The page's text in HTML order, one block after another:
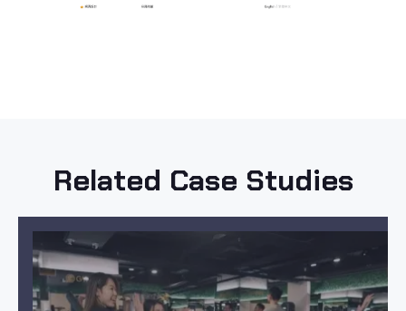
Related Case Studies